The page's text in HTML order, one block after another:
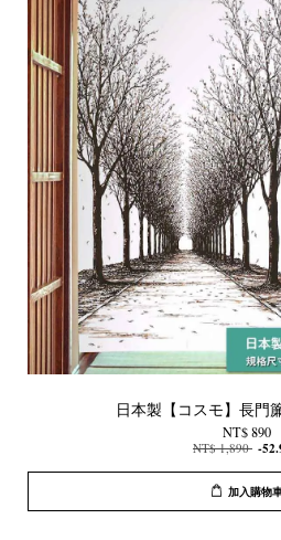
日本製【コスモ】長門
NT$ 890
NT$ 1,890 -
加入購物